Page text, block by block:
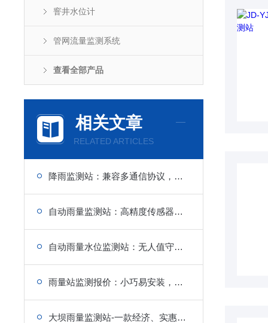
窨井水位计
管网流量监测系统
查看全部产品
相关文章
RELATED ARTICLES
降雨监测站：兼容多通信协议，多站点统一管理，城市防洪监测布设
自动雨量监测站：高精度传感器配置，数据精准度高
自动雨量水位监测站：无人值守自动记录，监测效率大幅提升
雨量站监测报价：小巧易安装，应急监测快速部署
大坝雨量监测站-一款经济、实惠的自动雨量监测设备